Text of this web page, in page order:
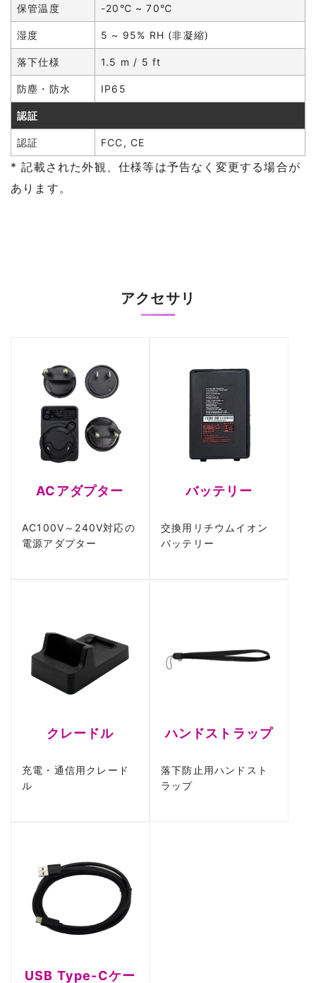
保管温度 -20℃ ~ 70℃
湿度 5 ~ 95% RH (非凝縮)
落下仕様 1.5 m / 5 ft
防塵・防水 IP65
認証
認証 FCC, CE
* 記載された外観、仕様等は予告なく変更する場合が
あります。
アクセサリ
ACアダプター
AC100V～240V対応の
電源アダプター
バッテリー
交換用リチウムイオン
バッテリー
クレードル
充電・通信用クレード
ル
ハンドストラップ
落下防止用ハンドスト
ラップ
USB Type-Cケー